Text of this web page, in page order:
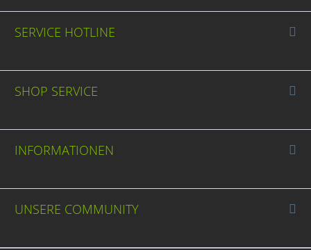
SERVICE HOTLINE
SHOP SERVICE
INFORMATIONEN
UNSERE COMMUNITY